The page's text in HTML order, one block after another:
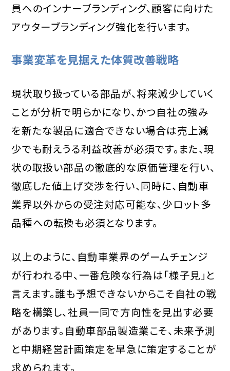
員へのインナーブランディング、顧客に向けた
アウターブランディング強化を行います。
事業変革を見据えた体質改善戦略
現状取り扱っている部品が、将来減少していく
ことが分析で明らかになり、かつ自社の強み
を新たな製品に適合できない場合は売上減
少でも耐えうる利益改善が必須です。また、現
状の取扱い部品の徹底的な原価管理を行い、
徹底した値上げ交渉を行い、同時に、自動車
業界以外からの受注対応可能な、少ロット多
品種への転換も必須となります。
以上のように、自動車業界のゲームチェンジ
が行われる中、一番危険な行為は「様子見」と
言えます。誰も予想できないからこそ自社の戦
略を構築し、社員一同で方向性を見出す必要
があります。自動車部品製造業こそ、未来予測
と中期経営計画策定を早急に策定することが
求められます。